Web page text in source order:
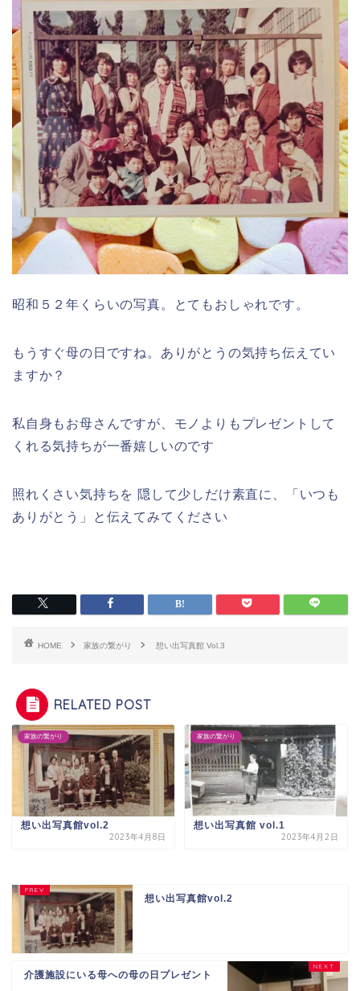
昭和５２年くらいの写真。とてもおしゃれです。
もうすぐ母の日ですね。ありがとうの気持ち伝えてい
ますか？
私自身もお母さんですが、モノよりもプレゼントして
くれる気持ちが一番嬉しいのです
照れくさい気持ちを 隠して少しだけ素直に、「いつも
ありがとう」と伝えてみてください
HOME 家族の繋がり 想い出写真館 Vol.3
RELATED POST
家族の繋がり
想い出写真館vol.2
2023年4月8日
家族の繋がり
想い出写真館 vol.1
2023年4月2日
想い出写真館vol.2
介護施設にいる母への母の日プレゼント